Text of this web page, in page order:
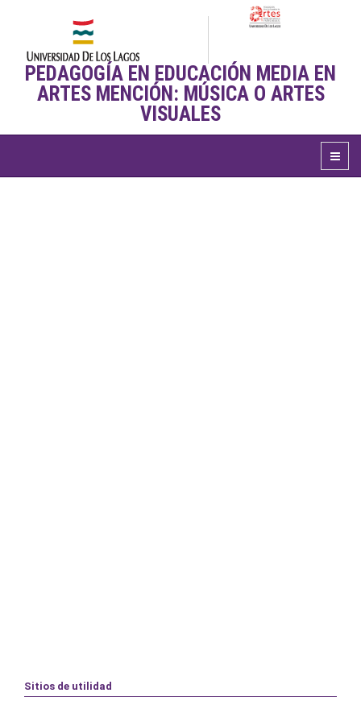
PEDAGOGÍA EN EDUCACIÓN MEDIA EN
ARTES MENCIÓN: MÚSICA O ARTES
VISUALES
Sitios de utilidad